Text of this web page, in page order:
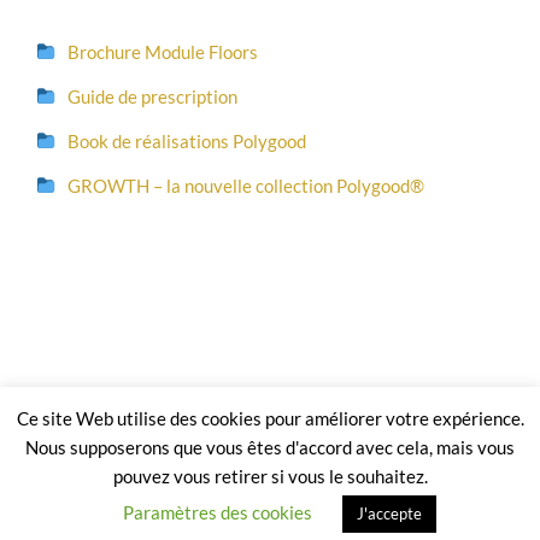
Brochure Module Floors
Guide de prescription
Book de réalisations Polygood
GROWTH – la nouvelle collection Polygood®
code de la propriété intellectuelle le site, les textes et les photographies sont
une propriété exclusive de Module²
YouTubeInstagramLinkedInFacebook
Ce site Web utilise des cookies pour améliorer votre expérience.
Nous supposerons que vous êtes d'accord avec cela, mais vous
pouvez vous retirer si vous le souhaitez.
Paramètres des cookies
J'accepte